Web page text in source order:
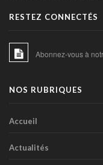
18 février 2026 - 14:45
IA et médicaments :
transatlantiques
IA clinique : la
23 janvier 2026 - 06:54
risque basée sur
RESTEZ CONNECTÉS
Abonnez-vous à
NOS RUBRIQUES
Accueil
Actualités